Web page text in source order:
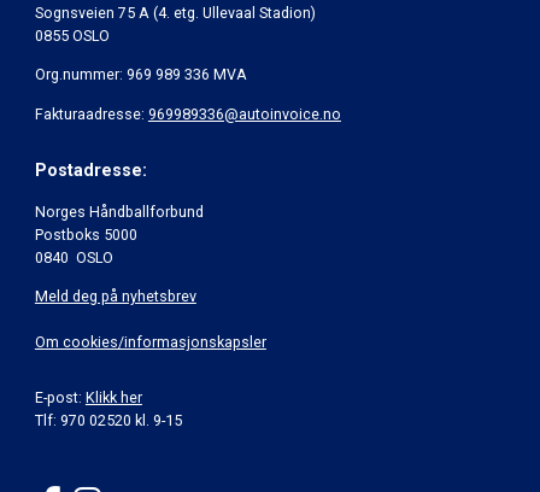
Sognsveien 75 A (4. etg. Ullevaal Stadion)
0855 OSLO
Org.nummer: 969 989 336 MVA
Fakturaadresse: 969989336@autoinvoice.no
Postadresse:
Norges Håndballforbund
Postboks 5000
0840 OSLO
Meld deg på nyhetsbrev
Om cookies/informasjonskapsler
E-post: Klikk her
Tlf: 970 02520 kl. 9-15